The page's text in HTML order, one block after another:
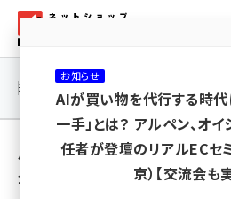
ン
ネットショップ
連載・特集 |
用語「オリックス」 が使わ
全 4 記事中 1 ～ 4 を表示中
お知らせ
AIが買い物を代行する時代
一手」とは？ アルペン、オ
任者が登壇のリアルECセ
京）【交流会も